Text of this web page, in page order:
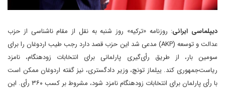
دیپلماسی ایرانی: روزنامه «ترکیه» روز شنبه به نقل از مقام ناشناسی از حزب
عدالت و توسعه (AKP) مدعی شد این حزب قصد دارد رجب طیب اردوغان را برای
سومین بار، از طریق رأی‌گیری پارلمانی برای انتخابات زودهنگام، نامزد
ریاست‌جمهوری کند. ییلماز تونچ، وزیر دادگستری، نیز گفته اردوغان ممکن است
با رأی پارلمان برای انتخابات زودهنگام نامزد شود، مشروط بر کسب ۳۶۰ رأی. این